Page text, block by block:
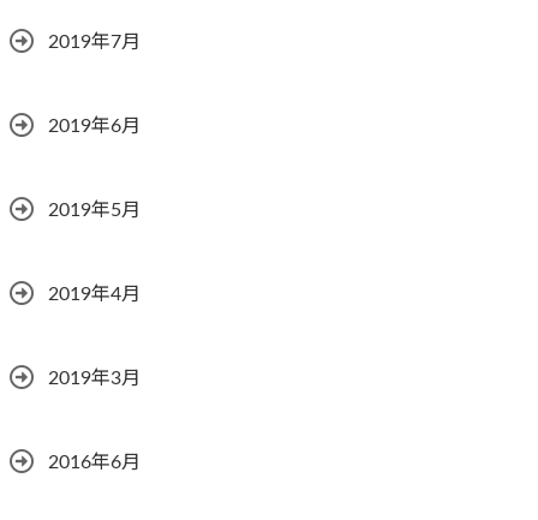
2019年7月
2019年6月
2019年5月
2019年4月
2019年3月
2016年6月